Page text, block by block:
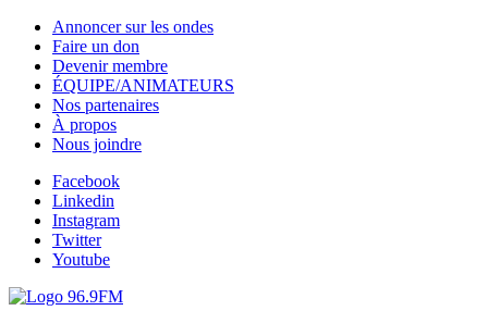
Annoncer sur les ondes
Faire un don
Devenir membre
ÉQUIPE/ANIMATEURS
Nos partenaires
À propos
Nous joindre
Facebook
Linkedin
Instagram
Twitter
Youtube